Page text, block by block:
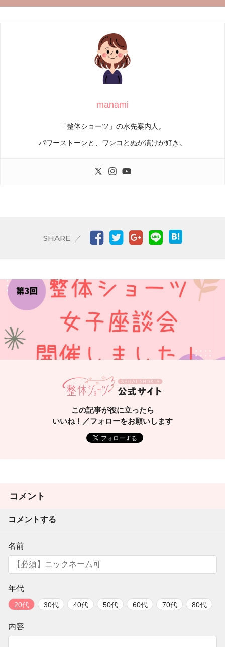
manami
「整体ショーツ」の水先案内人。
パワーストーンと、ワンコとぬか漬けが好き。
SHARE Facebook
Twitter
Google+
LINE
この記事が役に立ったら
いいね！／フォローをお願いします
コメント
コメントする
名前
年代
20代 30代 40代 50代 60代 70代 80代
内容